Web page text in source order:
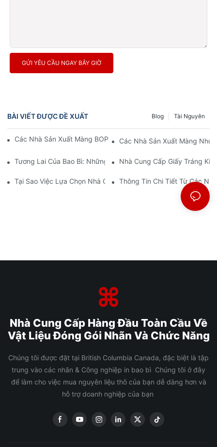
GỬI YÊU CẦU NGAY BÂY GIỜ
BÀI VIẾT ĐƯỢC ĐỀ XUẤT Tài Nguyên
Blog
Các Nhà Sản Xuất Màng BOPP: Xương Sống Của Bao Bì Mềm
Các Nhà Sản Xuất Màng
Tương Lai Của Bao Bì: Những Hiểu Biết Từ Các Nhà Sản Xuất
Nhà Cung Cấp Giấy Tráng
Tại Sao Việc Lựa Chọn Nhà Cung Cấp Màng BOPP Phù Hợp
Thông Tin Chi Tiết Từ Các
Nhà Cung Cấp Hàng Đầu Toàn Cầu Về
Vật Liệu Đóng Gói Nhãn Và Chức Năng
Chúng tôi được đặt tại British Columbia Canada, đặc biệt là tập
trung vào các nhãn & Công nghiệp in bao bì Chúng tôi ở đây
để làm cho việc mua nguyên liệu thô của bạn dễ dàng hơn và
hỗ trợ doanh nghiệp của bạn